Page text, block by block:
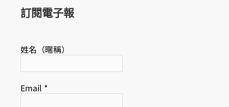
k
訂閱電子報
姓名（暱稱）
Email *